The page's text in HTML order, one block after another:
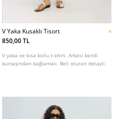
V Yaka Kusaklı Tisort
850,00 TL
V yaka ve kısa kollu t-shirt. Arkası kendi
kumaşından bağlamalı. Beli oturan detaylı.